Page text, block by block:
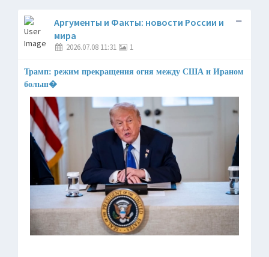
Аргументы и Факты: новости России и
мира
2026.07.08 11:31 1
Трамп: режим прекращения огня между США и Ираном
больш�